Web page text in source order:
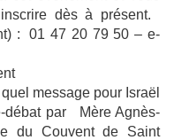
dès à présent.
: 01 47 20 79 50 – e-
message pour Israël
par Mère Agnès-
du Couvent de Saint